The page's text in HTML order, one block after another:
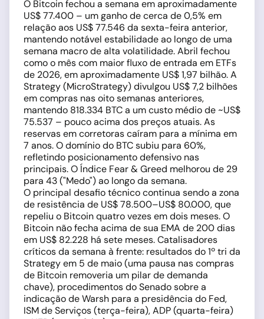
O Bitcoin fechou a semana em aproximadamente
US$ 77.400 – um ganho de cerca de 0,5% em
relação aos US$ 77.546 da sexta-feira anterior,
mantendo notável estabilidade ao longo de uma
semana macro de alta volatilidade. Abril fechou
como o mês com maior fluxo de entrada em ETFs
de 2026, em aproximadamente US$ 1,97 bilhão. A
Strategy (MicroStrategy) divulgou US$ 7,2 bilhões
em compras nas oito semanas anteriores,
mantendo 818.334 BTC a um custo médio de ~US$
75.537 – pouco acima dos preços atuais. As
reservas em corretoras caíram para a mínima em
7 anos. O domínio do BTC subiu para 60%,
refletindo posicionamento defensivo nas
principais. O Índice Fear & Greed melhorou de 29
para 43 ("Medo") ao longo da semana.
O principal desafio técnico continua sendo a zona
de resistência de US$ 78.500–US$ 80.000, que
repeliu o Bitcoin quatro vezes em dois meses. O
Bitcoin não fecha acima de sua EMA de 200 dias
em US$ 82.228 há sete meses. Catalisadores
críticos da semana à frente: resultados do 1º tri da
Strategy em 5 de maio (uma pausa nas compras
de Bitcoin removeria um pilar de demanda
chave), procedimentos do Senado sobre a
indicação de Warsh para a presidência do Fed,
ISM de Serviços (terça-feira), ADP (quarta-feira)